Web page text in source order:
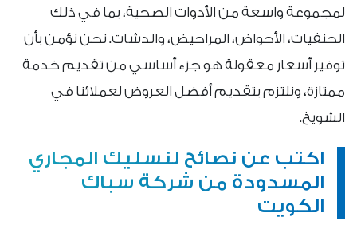
لمجموعة واسعة من الأدوات الصحية، بما في ذلك
الحنفيات، الأحواض، المراحيض، والدشات. نحن نؤمن بأن
توفير أسعار معقولة هو جزء أساسي من تقديم خدمة
ممتازة، ونلتزم بتقديم أفضل العروض لعملائنا في
الشويخ.
اكتب عن نصائح لنسليك المجاري
المسدودة من شركة سباك
الكويت